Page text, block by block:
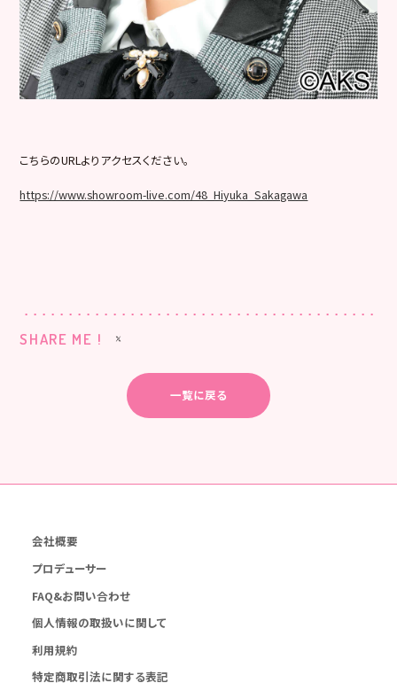
こちらのURLよりアクセスください。
https://www.showroom-live.com/48_Hiyuka_Sakagawa
SHARE ME !
一覧に戻る
会社概要
プロデューサー
FAQ&お問い合わせ
個人情報の取扱いに関して
利用規約
特定商取引法に関する表記